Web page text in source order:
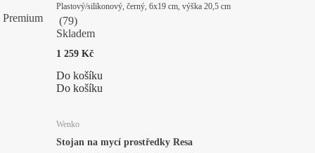
Premium
Plastový/silikonový, černý, 6x19 cm, výška 20,5 cm
(79)
Skladem
1 259 Kč
Do košíku
Do košíku
Wenko
Stojan na mycí prostředky Resa